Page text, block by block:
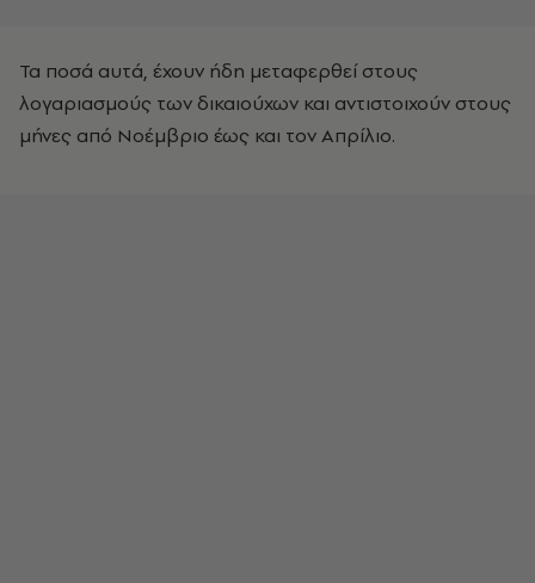
Τα ποσά αυτά, έχουν ήδη μεταφερθεί στους
λογαριασμούς των δικαιούχων και αντιστοιχούν στους
μήνες από Νοέμβριο έως και τον Απρίλιο.